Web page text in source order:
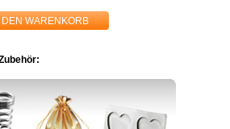
DEN WARENKORB